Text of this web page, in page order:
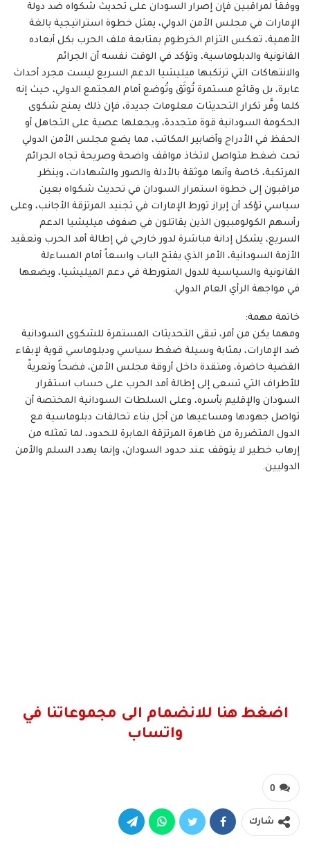
ووفقاً لمراقبين فإن إصرار السودان على تحديث شكواه ضد دولة
الإمارات في مجلس الأمن الدولي، يمثل خطوة استراتيجية بالغة
الأهمية، تعكس التزام الخرطوم بمتابعة ملف الحرب بكل أبعاده
القانونية والدبلوماسية، وتؤكد في الوقت نفسه أن الجرائم
والانتهاكات التي ترتكبها ميليشيا الدعم السريع ليست مجرد أحداث
عابرة، بل وقائع مستمرة تُوثَق وتُوضع أمام المجتمع الدولي، حيث إنه
كلما وفَّر تكرار التحديثات معلومات جديدة، فإن ذلك يمنح شكوى
الحكومة السودانية قوة متجددة، ويجعلها عصية على التجاهل أو
الحفظ في الأدراج وأضابير المكاتب، مما يضع مجلس الأمن الدولي
تحت ضغط متواصل لاتخاذ مواقف واضحة وصريحة تجاه الجرائم
المرتكبة، خاصة وأنها موثقة بالأدلة والصور والشهادات، وينظر
مراقبون إلى خطوة استمرار السودان في تحديث شكواه بعين
سياسي تؤكد أن إبراز تورط الإمارات في تجنيد المرتزقة الأجانب، وعلى
رأسهم الكولومبيون الذين يقاتلون في صفوف ميليشيا الدعم
السريع، يشكل إدانة مباشرة لدور خارجي في إطالة أمد الحرب وتعقيد
الأزمة السودانية، الأمر الذي يفتح الباب واسعاً أمام المساءلة
القانونية والسياسية للدول المتورطة في دعم الميليشيا، ويضعها
في مواجهة الرأي العام الدولي.
خاتمة مهمة:
ومهما يكن من أمر، تبقى التحديثات المستمرة للشكوى السودانية
ضد الإمارات، بمثابة وسيلة ضغط سياسي ودبلوماسي قوية لإبقاء
القضية حاضرة، ومتقدة داخل أروقة مجلس الأمن، فضحاً وتعريةً
للأطراف التي تسعى إلى إطالة أمد الحرب على حساب استقرار
السودان والإقليم بأسره، وعلى السلطات السودانية المختصة أن
تواصل جهودها ومساعيها من أجل بناء تحالفات دبلوماسية مع
الدول المتضررة من ظاهرة المرتزقة العابرة للحدود، لما تمثله من
إرهاب خطير لا يتوقف عند حدود السودان، وإنما يهدد السلم والأمن
الدوليين.
اضغط هنا للانضمام الى مجموعاتنا في
واتساب
0
شارك